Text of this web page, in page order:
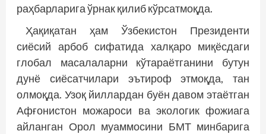
раҳбарларига ўрнак қилиб кўрсатмоқда.
Ҳақиқатан ҳам Ўзбекистон Президенти
сиёсий арбоб сифатида халқаро миқёсдаги
глобал масалаларни кўтараётганини бутун
дунё сиёсатчилари эътироф этмоқда, тан
олмоқда. Узоқ йиллардан буён давом этаётган
Афғонистон можароси ва экологик фожиага
айланган Орол муаммосини БМТ минбарига